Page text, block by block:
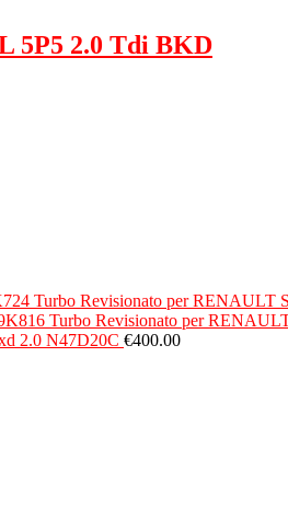
5P5 2.0 Tdi BKD
Turbo Revisionato per RENAULT
Turbo Revisionato per
2.0 N47D20C €400.00